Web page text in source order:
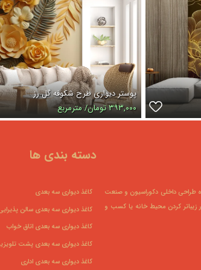
پوستر دیواری طرح شکوفه گل رز
۳۹۳,۰۰۰ تومان/ مترمربع
دسته بندی ها
طراحی داخلی دکوراسیون و صنعت
را در زیباتر کردن محیط خانه یا کسب و
کاغذ دیواری سه بعدی
کاغذ دیواری سه بعدی سالن
کاغذ دیواری سه بعدی اتاق خواب
کاغذ دیواری سه بعدی پشت
کاغذ دیواری سه بعدی اداری